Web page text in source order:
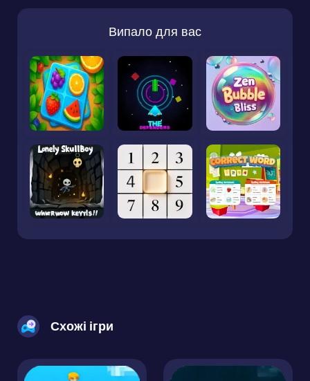
Випало для вас
Схожі ігри